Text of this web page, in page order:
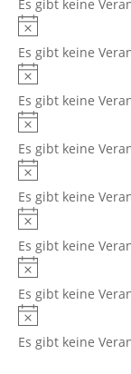
Es gibt keine
Hinweis
Es gibt keine
Hinweis
Es gibt keine
Hinweis
Es gibt keine
Hinweis
Es gibt keine
Hinweis
Es gibt keine
Hinweis
Es gibt keine
Hinweis
Es gibt keine